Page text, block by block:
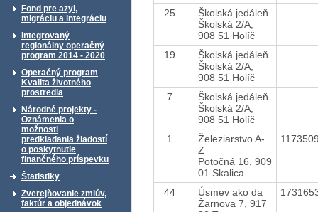
Fond pre azyl,
migráciu a integráciu
Integrovaný
regionálny operačný
program 2014 - 2020
Operačný program
Kvalita životného
prostredia
Národné projekty -
Oznámenia o
možnosti
predkladania žiadostí
o poskytnutie
finančného príspevku
Štatistiky
Zverejňovanie zmlúv,
faktúr a objednávok
25
Školská jedáleň
Školská 2/A,
908 51 Holíč
19
Školská jedáleň
Školská 2/A,
908 51 Holíč
7
Školská jedáleň
Školská 2/A,
908 51 Holíč
1
Železiarstvo A-
Z
Potočná 16, 909
01 Skalica
44
Úsmev ako da
Žarnova 7, 917